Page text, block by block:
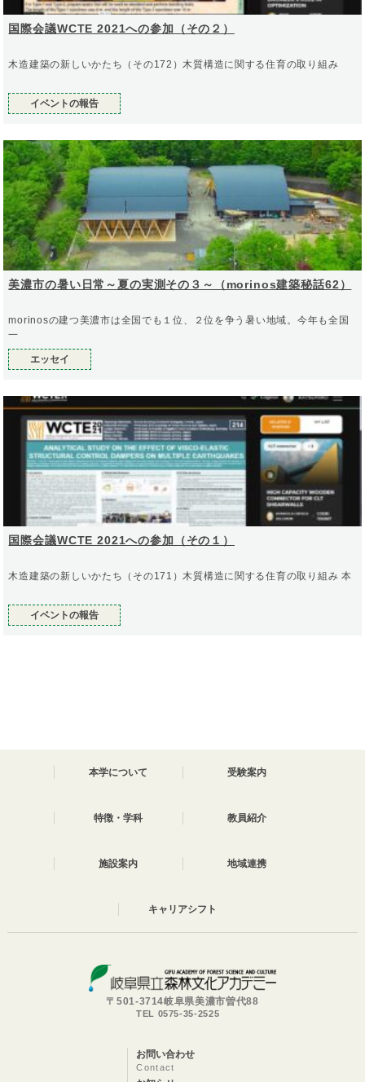
国際会議WCTE 2021への参加（その２）
木造建築の新しいかたち（その172）木質構造に関する住育の取り組み
イベントの報告
美濃市の暑い日常～夏の実測その３～（morinos建築秘話62）
morinosの建つ美濃市は全国でも１位、２位を争う暑い地域。今年も全国
一
エッセイ
国際会議WCTE 2021への参加（その１）
木造建築の新しいかたち（その171）木質構造に関する住育の取り組み 本
イベントの報告
本学について 受験案内
特徴・学科 教員紹介
施設案内 地域連携
キャリアシフト
〒501-3714岐阜県美濃市曽代88
TEL 0575-35-2525
お問い合わせ
Contact